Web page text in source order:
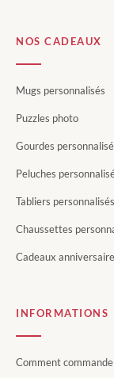
NOS CADEAUX
Mugs personnalisés
Puzzles photo
Gourdes
Peluches
Tabliers personnalisés
Chaussettes
Cadeaux anniversaire
INFORMATIONS
Comment